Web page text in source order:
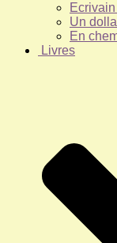
Un
En
Livres